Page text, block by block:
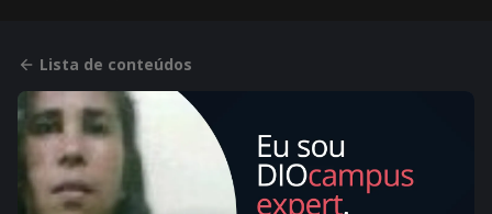
Lista de conteúdos